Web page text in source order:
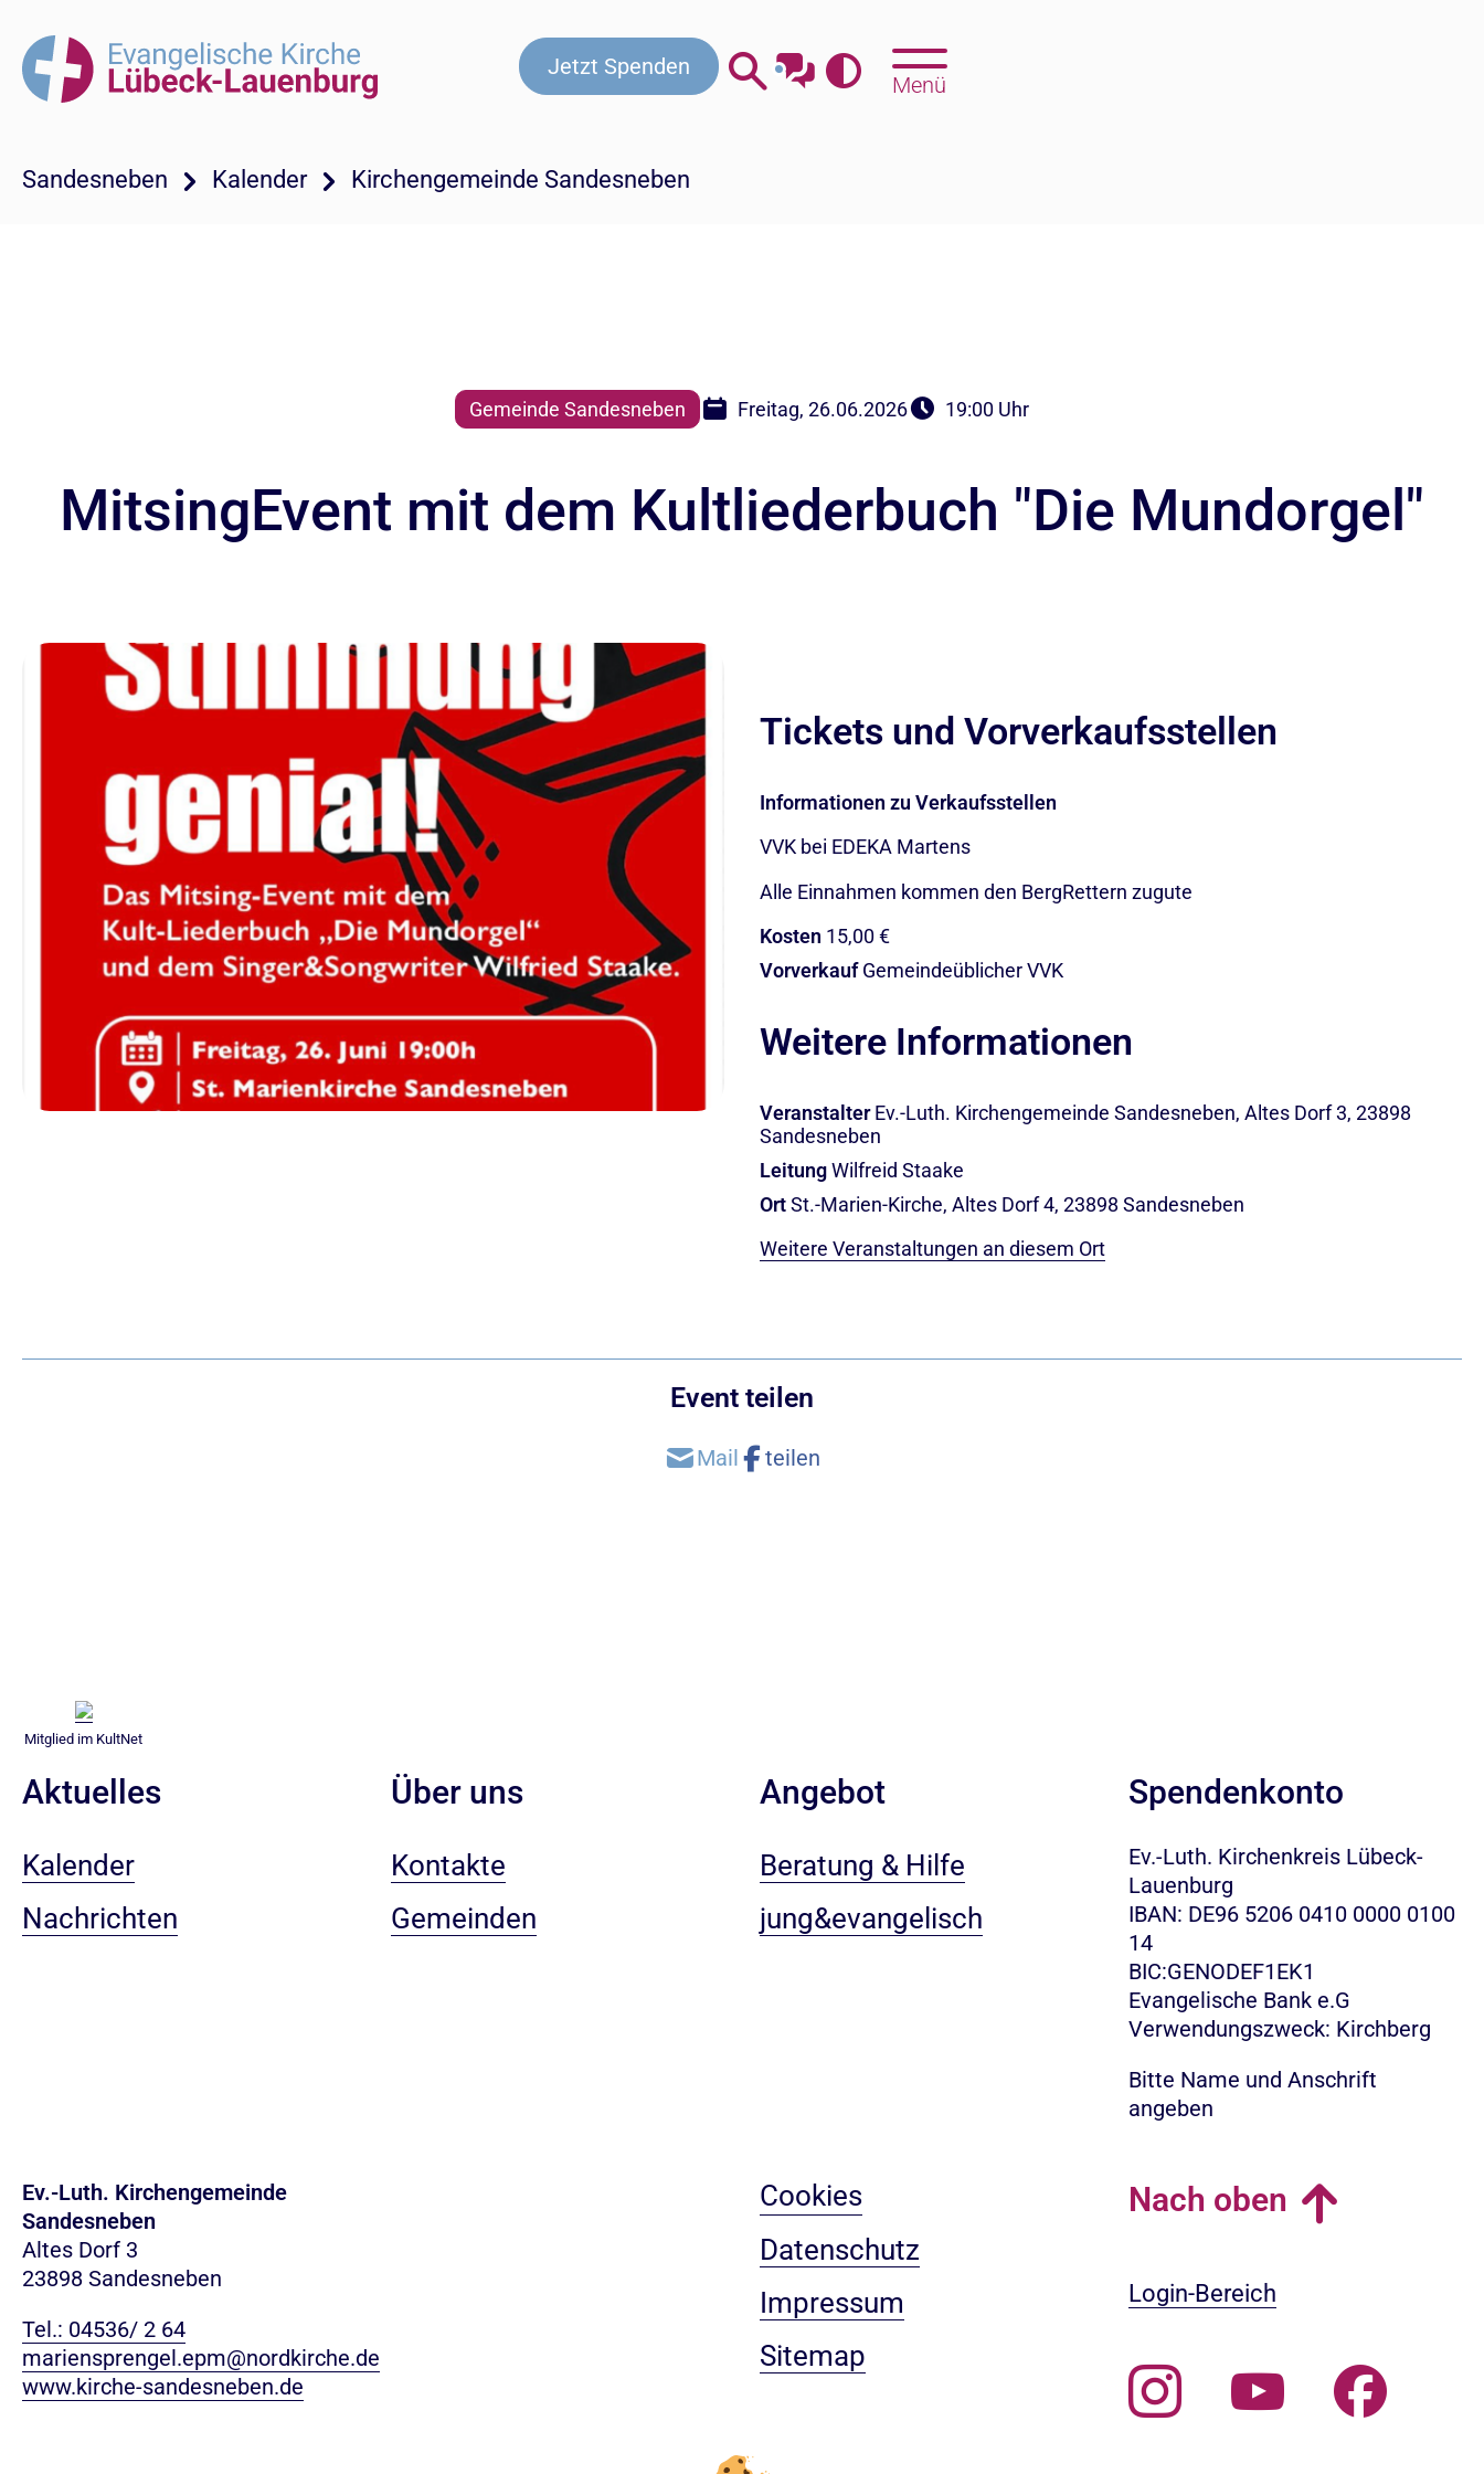
Jetzt Spenden
Menü
Sandesneben Kalender Kirchengemeinde Sandesneben
Gemeinde Sandesneben Freitag, 26.06.2026 19:00 Uhr
MitsingEvent mit dem Kultliederbuch "Die Mundorgel"
Tickets und Vorverkaufsstellen
Informationen zu Verkaufsstellen
VVK bei EDEKA Martens
Alle Einnahmen kommen den BergRettern zugute
Kosten 15,00 €
Vorverkauf Gemeindeüblicher VVK
Weitere Informationen
Veranstalter Ev.-Luth. Kirchengemeinde Sandesneben, Altes Dorf 3, 23898
Sandesneben
LeitungWilfreid Staake
OrtSt.-Marien-Kirche, Altes Dorf 4, 23898 Sandesneben
Weitere Veranstaltungen an diesem Ort
Event teilen
Mitglied im KultNet
Aktuelles
Kalender
Nachrichten
Über uns
Kontakte
Gemeinden
Angebot
Beratung & Hilfe
jung&evangelisch
Spendenkonto
Ev.-Luth. Kirchenkreis Lübeck-
Lauenburg
IBAN: DE96 5206 0410 0000 0100
14
BIC:GENODEF1EK1
Evangelische Bank e.G
Verwendungszweck: Kirchberg
Bitte Name und Anschrift
angeben
Ev.-Luth. Kirchengemeinde
Sandesneben
Altes Dorf 3
23898 Sandesneben
Tel.: 04536/ 2 64
mariensprengel.epm@nordkirche.de
www.kirche-sandesneben.de
Cookies
Datenschutz
Impressum
Sitemap
Nach oben
Login-Bereich